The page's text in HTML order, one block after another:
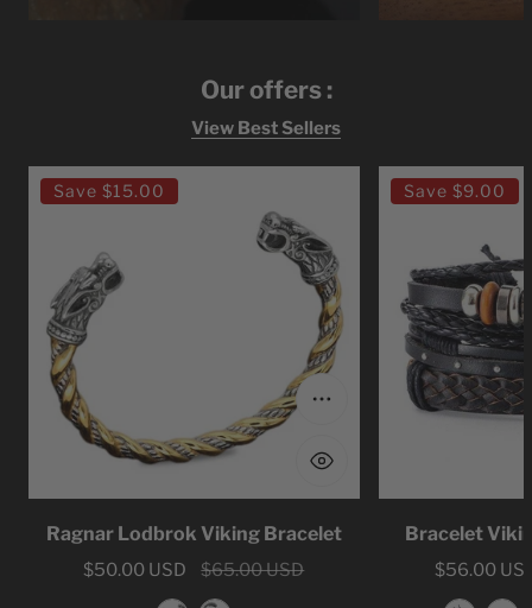
Our offers :
View Best Sellers
Ragnar
Bracelet
Save $15.00
Choose options
Ragnar Lodbrok Viking Bracelet
Sale
$50.00 USD
Regular
$65.00 USD
Bracelet
Viking
Save $9.00
Bracelet
Sale
price
$56.00
Regular
price